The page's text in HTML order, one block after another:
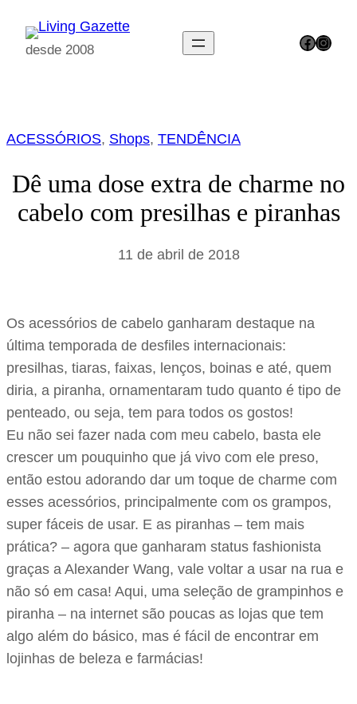
para
desde 2008 Facebook Instagram
ACESSÓRIOS, Shops, TENDÊNCIA
Dê uma dose extra de charme no
cabelo com presilhas e piranhas
11 de abril de 2018
Os acessórios de cabelo ganharam destaque na
última temporada de desfiles internacionais:
presilhas, tiaras, faixas, lenços, boinas e até, quem
diria, a piranha, ornamentaram tudo quanto é tipo de
penteado, ou seja, tem para todos os gostos!
Eu não sei fazer nada com meu cabelo, basta ele
crescer um pouquinho que já vivo com ele preso,
então estou adorando dar um toque de charme com
esses acessórios, principalmente com os grampos,
super fáceis de usar. E as piranhas – tem mais
prática? – agora que ganharam status fashionista
graças a Alexander Wang, vale voltar a usar na rua e
não só em casa! Aqui, uma seleção de grampinhos e
piranha – na internet são poucas as lojas que tem
algo além do básico, mas é fácil de encontrar em
lojinhas de beleza e farmácias!